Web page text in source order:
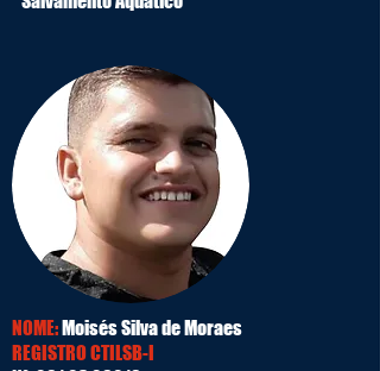
NOME:Moisés Silva de Moraes
REGISTRO CTILSB-I